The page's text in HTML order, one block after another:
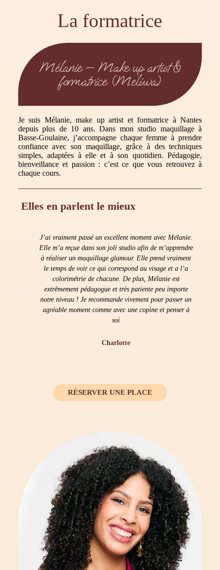
La formatrice
Mélanie — Make up artist &
formatrice (Meliwa)
Je suis Mélanie, make up artist et formatrice à Nantes
depuis plus de 10 ans. Dans mon studio maquillage à
Basse-Goulaine, j’accompagne chaque femme à prendre
confiance avec son maquillage, grâce à des techniques
simples, adaptées à elle et à son quotidien. Pédagogie,
bienveillance et passion : c’est ce que vous retrouvez à
chaque cours.
Elles en parlent le mieux
J’ai vraiment passé un excellent moment avec Mélanie.
Elle m’a reçue dans son joli studio afin de m’apprendre
à réaliser un maquillage glamour. Elle prend vraiment
le temps de voir ce qui correspond au visage et a l’a
colorimétrie de chacune. De plus, Mélanie est
extrêmement pédagogue et très patiente peu importe
notre niveau ! Je recommande vivement pour passer un
agréable moment comme avec une copine et penser à
soi
Charlotte
RÉSERVER UNE PLACE